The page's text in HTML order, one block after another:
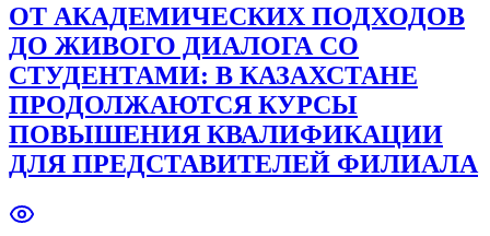
ОТ АКАДЕМИЧЕСКИХ ПОДХОДОВ
ДО ЖИВОГО ДИАЛОГА СО
СТУДЕНТАМИ: В КАЗАХСТАНЕ
ПРОДОЛЖАЮТСЯ КУРСЫ
ПОВЫШЕНИЯ КВАЛИФИКАЦИИ
ДЛЯ ПРЕДСТАВИТЕЛЕЙ ФИЛИАЛА